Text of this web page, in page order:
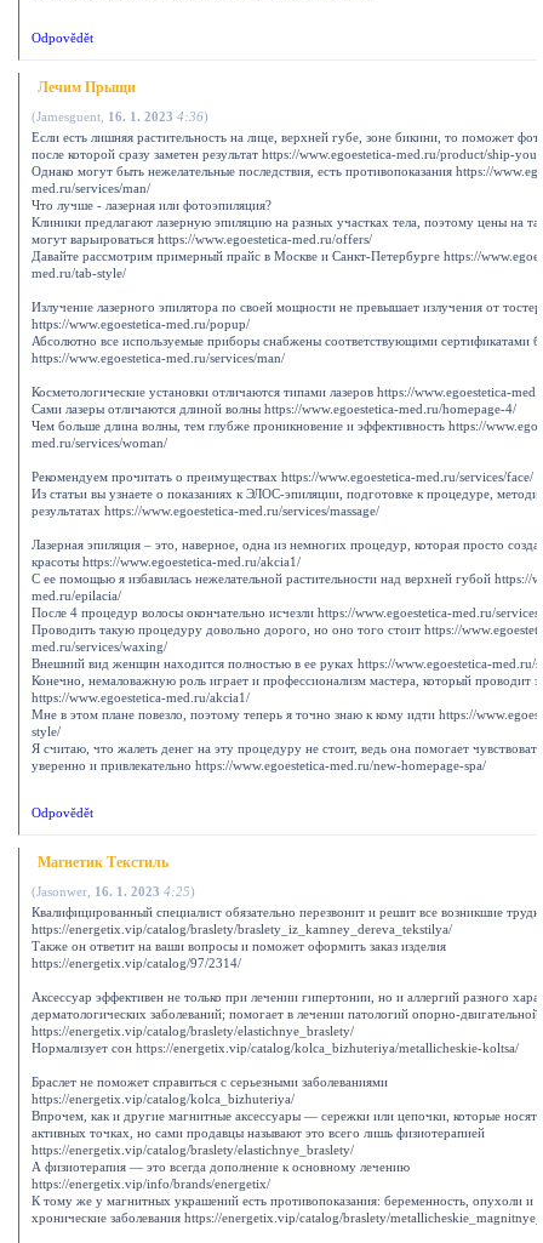
Odpovědět
Лечим Прыщи
(Jamesguent 16. 1. 2023 4:36)
Если есть лишняя растительность на лице, верхней губе, зоне бикини, то поможет
после которой сразу заметен результат https://www.egoestetica-med.ru/product/ship-
Однако могут быть нежелательные последствия, есть противопоказания https://
med.ru/services/man/
Что лучше - лазерная или фотоэпиляция?
Клиники предлагают лазерную эпиляцию на разных участках тела, поэтому цены на
могут варьироваться https://www.egoestetica-med.ru/offers/
Давайте рассмотрим примерный прайс в Москве и Санкт-Петербурге https://
med.ru/tab-style/
Излучение лазерного эпилятора по своей мощности не превышает излучения от
https://www.egoestetica-med.ru/popup/
Абсолютно все используемые приборы снабжены соответствующими сертификатами
https://www.egoestetica-med.ru/services/man/
Косметологические установки отличаются типами лазеров https://www.egoestetica-
Сами лазеры отличаются длиной волны https://www.egoestetica-med.ru/homepage-4/
Чем больше длина волны, тем глубже проникновение и эффективность https://
med.ru/services/woman/
Рекомендуем прочитать о преимуществах https://www.egoestetica-med.ru/services/face/
Из статьи вы узнаете о показаниях к ЭЛОС-эпиляции, подготовке к процедуре,
результатах https://www.egoestetica-med.ru/services/massage/
Лазерная эпиляция – это, наверное, одна из немногих процедур, которая просто
красоты https://www.egoestetica-med.ru/akcia1/
С ее помощью я избавилась нежелательной растительности над верхней губой https://
med.ru/epilacia/
После 4 процедур волосы окончательно исчезли https://www.egoestetica-med.ru/
Проводить такую процедуру довольно дорого, но оно того стоит https://
med.ru/services/waxing/
Внешний вид женщин находится полностью в ее руках https://www.egoestetica-med.ru/
Конечно, немаловажную роль играет и профессионализм мастера, который проводит
https://www.egoestetica-med.ru/akcia1/
Мне в этом плане повезло, поэтому теперь я точно знаю к кому идти https://
style/
Я считаю, что жалеть денег на эту процедуру не стоит, ведь она помогает чувствовать
уверенно и привлекательно https://www.egoestetica-med.ru/new-homepage-spa/
Odpovědět
Магнетик Текстиль
(Jasonwer 16. 1. 2023 4:25)
Квалифицированный специалист обязательно перезвонит и решит все возникшие
https://energetix.vip/catalog/braslety/braslety_iz_kamney_dereva_tekstilya/
Также он ответит на ваши вопросы и поможет оформить заказ изделия
https://energetix.vip/catalog/97/2314/
Аксессуар эффективен не только при лечении гипертонии, но и аллергий разного
дерматологических заболеваний; помогает в лечении патологий опорно-
https://energetix.vip/catalog/braslety/elastichnye_braslety/
Нормализует сон https://energetix.vip/catalog/kolca_bizhuteriya/metallicheskie-koltsa/
Браслет не поможет справиться с серьезными заболеваниями
https://energetix.vip/catalog/kolca_bizhuteriya/
Впрочем, как и другие магнитные аксессуары — сережки или цепочки, которые носят
активных точках, но сами продавцы называют это всего лишь физиотерапией
https://energetix.vip/catalog/braslety/elastichnye_braslety/
А физиотерапия — это всегда дополнение к основному лечению
https://energetix.vip/info/brands/energetix/
К тому же у магнитных украшений есть противопоказания: беременность, опухоли и
хронические заболевания https://energetix.vip/catalog/braslety/